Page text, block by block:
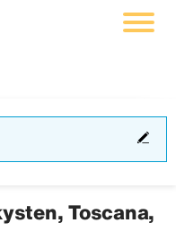
Toscana,